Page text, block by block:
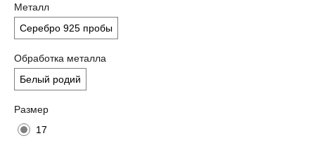
Металл
Серебро 925 пробы
Обработка металла
Белый родий
Размер
17